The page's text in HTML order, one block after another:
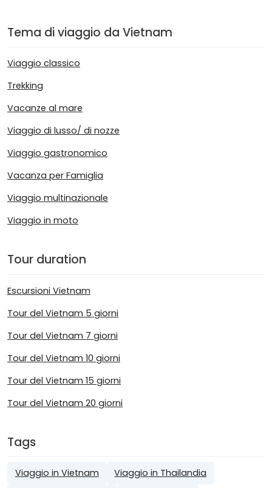
Tema di viaggio da Vietnam
Viaggio classico
Trekking
Vacanze al mare
Viaggio di lusso/ di nozze
Viaggio gastronomico
Vacanza per Famiglia
Viaggio multinazionale
Viaggio in moto
Tour duration
Escursioni Vietnam
Tour del Vietnam 5 giorni
Tour del Vietnam 7 giorni
Tour del Vietnam 10 giorni
Tour del Vietnam 15 giorni
Tour del Vietnam 20 giorni
Tags
Viaggio in Vietnam
Viaggio in Thailandia